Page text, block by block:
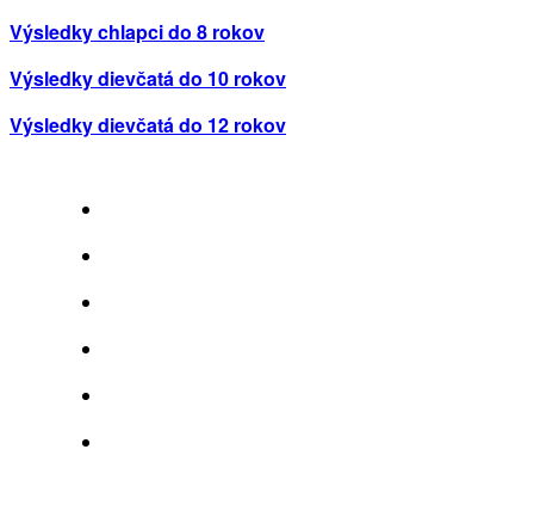
Výsledky chlapci do 8 rokov
Výsledky dievčatá do 10 rokov
Výsledky dievčatá do 12 rokov